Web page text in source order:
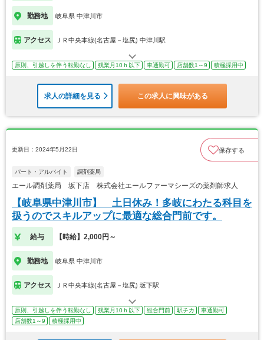
勤務地 岐阜県 中津川市
アクセス ＪＲ中央本線(名古屋－塩尻) 中津川駅
原則、引越しを伴う転勤なし 残業月10ｈ以下 車通勤可 店舗数1～9 積極採用中
求人の詳細を見る この求人に興味がある
更新日：2024年5月22日 保存する
パート・アルバイト 調剤薬局
エール調剤薬局 坂下店 株式会社エールファーマシーズの薬剤師求人
【岐阜県中津川市】 土日休み！多岐にわたる科目を
扱うのでスキルアップに最適な総合門前です。
給与 【時給】2,000円～
勤務地 岐阜県 中津川市
アクセス ＪＲ中央本線(名古屋－塩尻) 坂下駅
原則、引越しを伴う転勤なし 残業月10ｈ以下 総合門前 駅チカ
車通勤可
店舗数1～9
積極採用中